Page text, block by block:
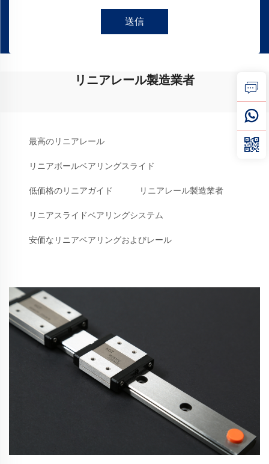
送信
リニアレール製造業者
最高のリニアレール
リニアボールベアリングスライド
低価格のリニアガイド リニアレール製造業者
リニアスライドベアリングシステム
安価なリニアベアリングおよびレール